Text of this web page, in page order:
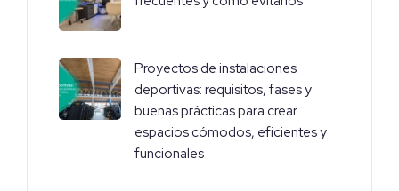
Proyectos de instalaciones
deportivas: requisitos, fases y
buenas prácticas para crear
espacios cómodos, eficientes y
funcionales